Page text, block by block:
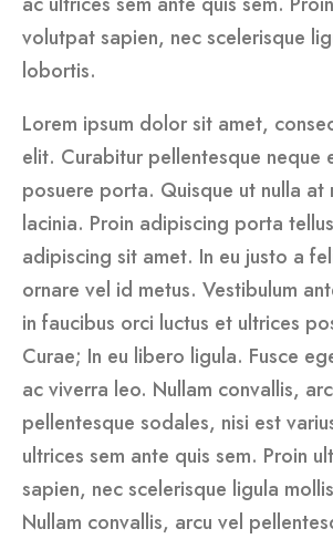
volutpat sapien, nec scelerisque
lobortis.
Lorem ipsum dolor sit amet,
elit. Curabitur pellentesque neque
posuere porta. Quisque ut nulla at
lacinia. Proin adipiscing porta
adipiscing sit amet. In eu justo a
ornare vel id metus. Vestibulum
in faucibus orci luctus et ultrices
Curae; In eu libero ligula. Fusce
ac viverra leo. Nullam convallis,
pellentesque sodales, nisi est
ultrices sem ante quis sem. Proin
sapien, nec scelerisque ligula
Nullam convallis, arcu vel